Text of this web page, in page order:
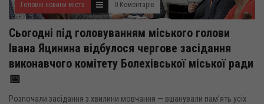
Головні новини міста 0 Коментарів
Сьогодні під головуванням міського голови
Івана Яцинина відбулося чергове засідання
виконавчого комітету Болехівської міської ради
📅
Розпочали засідання з хвилини мовчання — вшанували пам’ять усіх